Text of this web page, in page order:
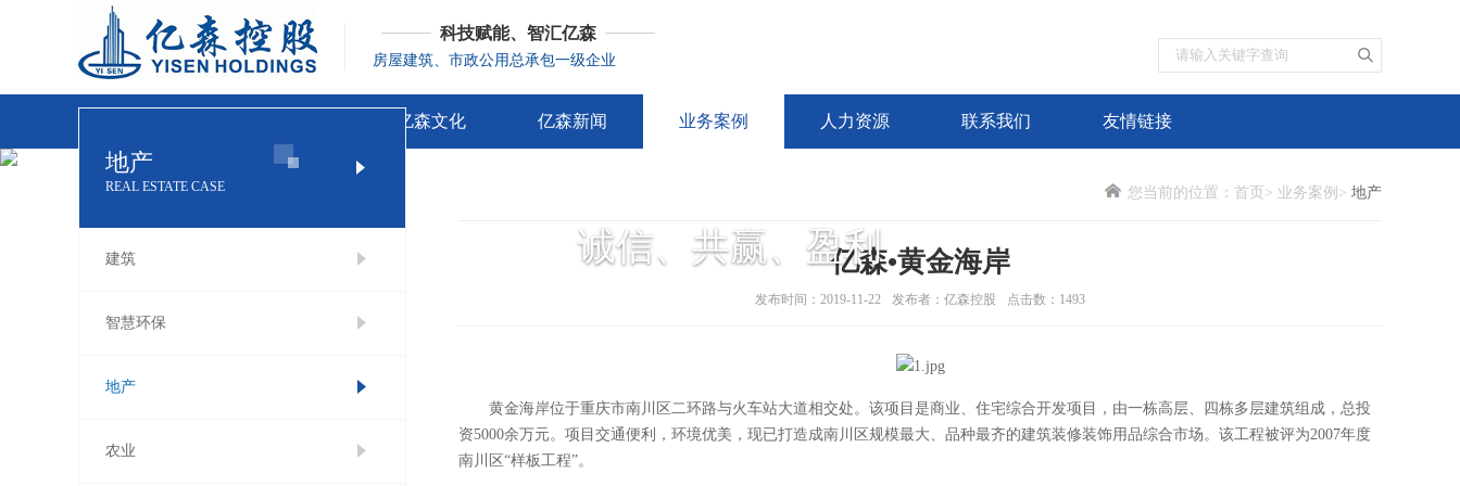
科技赋能、智汇亿森
房屋建筑、市政公用总承包一级企业
亿森文化 亿森新闻 业务案例 人力资源 联系我们 友情链接
诚信、共赢、盈利
地产
REAL ESTATE CASE
建筑
智慧环保
地产
农业
您当前的位置： 首页 > 业务案例 > 地产
亿森•黄金海岸
发布时间：2019-11-22 发布者：亿森控股 点击数： 1493
黄金海岸位于重庆市南川区二环路与火车站大道相交处。该项目是商业、住宅综合开发项目，由一栋高层、四栋多层建筑组成，总投
资5000余万元。项目交通便利，环境优美，现已打造成南川区规模最大、品种最齐的建筑装修装饰用品综合市场。该工程被评为2007年度
南川区“样板工程”。